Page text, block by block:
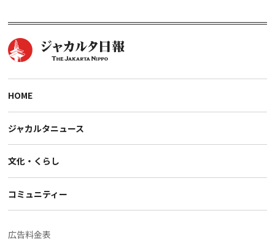
HOME
ジャカルタニュース
文化・くらし
コミュニティー
広告料金表